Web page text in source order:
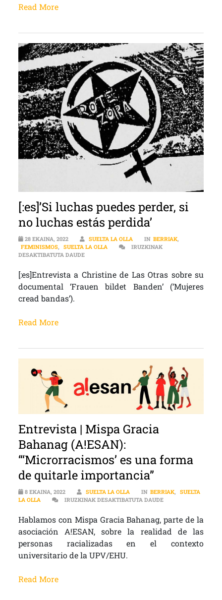
Read More
[:es]’Si luchas puedes perder, si
no luchas estás perdida’
28 EKAINA, 2022 SUELTA LA OLLA IN BERRIAK,
FEMINISMOS, SUELTA LA OLLA
IRUZKINAK
DESAKTIBATUTA DAUDE[:ES]’SI LUCHAS PUEDES PERDER, SI NO LUCHAS
[:es]Entrevista a Christine de Las Otras sobre su
documental ‘Frauen bildet Banden’ (‘Mujeres
cread bandas’).
Read More
Entrevista | Mispa Gracia
Bahanag (A!ESAN):
“‘Microrracismos’ es una forma
de quitarle importancia”
8 EKAINA, 2022 SUELTA LA OLLA IN BERRIAK, SUELTA
LA OLLA
IRUZKINAK DESAKTIBATUTA DAUDEENTREVISTA | MISPA
Hablamos con Mispa Gracia Bahanag, parte de la
asociación A!ESAN, sobre la realidad de las
personas racializadas en el contexto
universitario de la UPV/EHU.
Read More